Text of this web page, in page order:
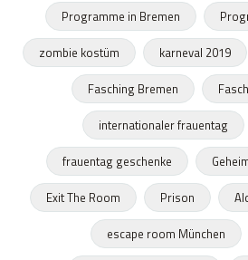
Programme in Bremen
zombie kostüm
karneval 2019
Fasching Bremen
internationaler frauentag
frauentag geschenke
Exit The Room
Prison
escape room München